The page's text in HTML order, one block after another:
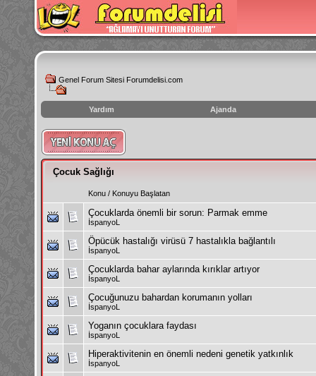
Genel Forum Sitesi Forumdelisi.com
Yardım Ajanda
instagram
izlenme
hilesi
Çocuk Sağlığı
Konu / Konuyu Başlatan
Çocuklarda önemli bir sorun: Parmak emme
İspanyoL
Öpücük hastalığı virüsü 7 hastalıkla bağlantılı
İspanyoL
Çocuklarda bahar aylarında kırıklar artıyor
İspanyoL
Çocuğunuzu bahardan korumanın yolları
İspanyoL
Yoganın çocuklara faydası
İspanyoL
Hiperaktivitenin en önemli nedeni genetik yatkınlık
İspanyoL